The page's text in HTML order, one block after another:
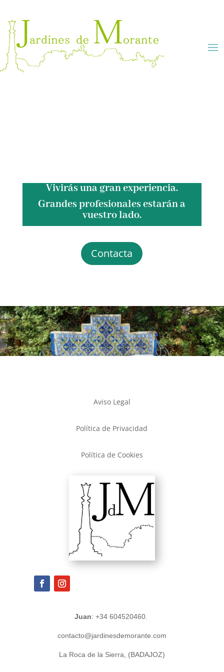
Vivirás una gran experiencia.
Grandes profesionales estarán a
vuestro lado.
Contacta
Aviso Legal
Política de Privacidad
Política de Cookies
Juan: +34 604520460.
contacto@jardinesdemorante.com
La Roca de la Sierra, (BADAJOZ)